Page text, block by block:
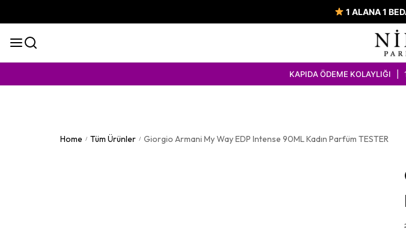
1 ALANA 1
KAPIDA ÖDEME KOLAYLIĞI | 1 ALANA 1
Home / Tüm Ürünler / Giorgio Armani My Way EDP Intense 90ML Kadın Parfüm TESTER